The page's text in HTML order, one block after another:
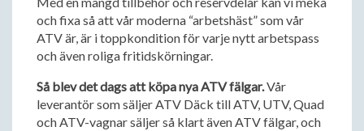
och fixa så att vår moderna “arbetshäst” som vår
ATV är, är i toppkondition för varje nytt arbetspass
och även roliga fritidskörningar.
Så blev det dags att köpa nya ATV fälgar.Vår
leverantör som säljer ATV Däck till ATV, UTV, Quad
och ATV-vagnar säljer så klart även ATV fälgar, och